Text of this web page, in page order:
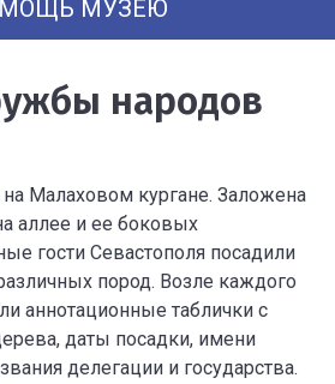
МУЗЕЮ
народов
на Малаховом кургане. Заложена
аллее и ее боковых
гости Севастополя посадили
пород. Возле каждого
аннотационные таблички с
даты посадки, имени
делегации и государства.